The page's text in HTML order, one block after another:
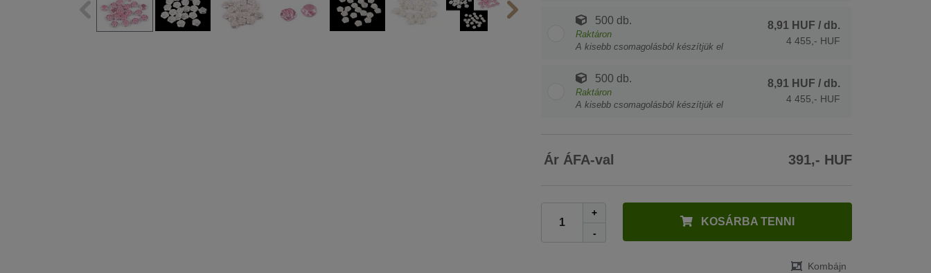
500 db.
Raktáron
A kisebb csomagolásból készítjük el
8,91 HUF / db.
4 455,- HUF
500 db.
Raktáron
A kisebb csomagolásból készítjük el
8,91 HUF / db.
4 455,- HUF
Ár ÁFA-val 391,- HUF
+
-
KOSÁRBA TENNI
Kombájn